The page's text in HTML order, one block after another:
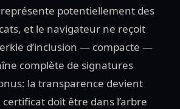
représente potentiellement des
et le navigateur ne reçoit
d’inclusion — compacte —
complète de signatures
la transparence devient
doit être dans l’arbre